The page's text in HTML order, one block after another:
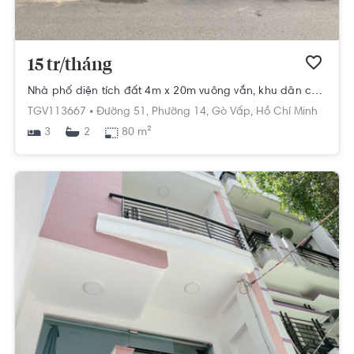
15 tr/tháng
Nhà phố diện tích đất 4m x 20m vuông vắn, khu dân cư sầm uất.
TGV113667 • Đường 51, Phường 14, Gò Vấp, Hồ Chí Minh
3
2 80 m²